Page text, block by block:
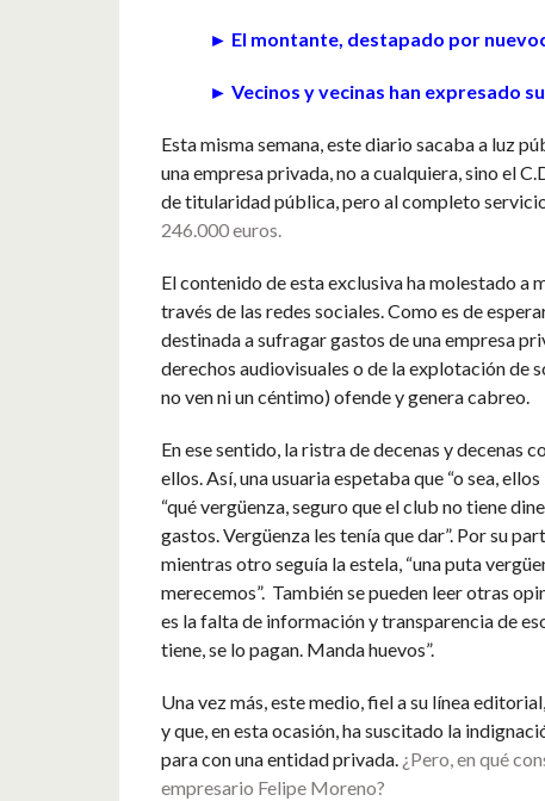
► El montante, destapado por
► Vecinos y vecinas han expresado
Esta misma semana, este diario sacaba a luz
una empresa privada, no a cualquiera, sino el
de titularidad pública, pero al completo
246.000 euros.
El contenido de esta exclusiva ha molestado a
través de las redes sociales. Como es de
destinada a sufragar gastos de una empresa
derechos audiovisuales o de la explotación de
no ven ni un céntimo) ofende y genera cabreo.
En ese sentido, la ristra de decenas y decenas
ellos. Así, una usuaria espetaba que “o sea,
“qué vergüenza, seguro que el club no tiene
gastos. Vergüenza les tenía que dar”. Por su
mientras otro seguía la estela, “una puta
merecemos”. También se pueden leer otras
es la falta de información y transparencia de
tiene, se lo pagan. Manda huevos”.
Una vez más, este medio, fiel a su línea
y que, en esta ocasión, ha suscitado la
para con una entidad privada. ¿Pero, en qué
empresario Felipe Moreno?